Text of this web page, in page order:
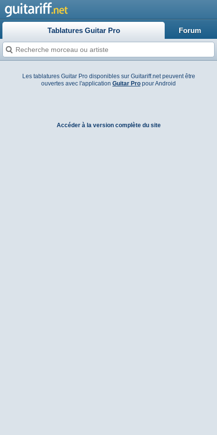
Tablatures Guitar Pro Forum
Les tablatures Guitar Pro disponibles sur Guitariff.net peuvent être
ouvertes avec l'application Guitar Pro pour Android
Accéder à la version complète du site